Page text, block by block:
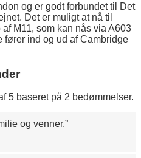
og er godt forbundet til Det
Det er muligt at nå til
M11, som kan nås via A603
fører ind og ud af Cambridge
5 baseret på 2 bedømmelser.
og venner.